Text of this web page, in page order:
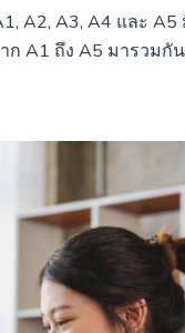
A2, A3, A4 และ
ก A1 ถึง A5 มารวมกั